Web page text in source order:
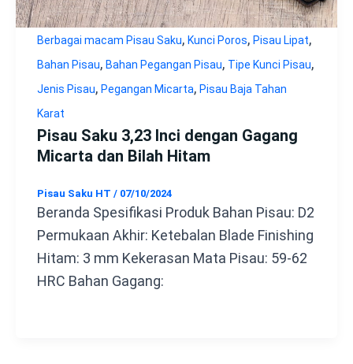
Berbagai macam Pisau Saku, Kunci Poros, Pisau Lipat,
Bahan Pisau, Bahan Pegangan Pisau, Tipe Kunci Pisau,
Jenis Pisau, Pegangan Micarta, Pisau Baja Tahan
Karat
Pisau Saku 3,23 Inci dengan Gagang
Micarta dan Bilah Hitam
Pisau Saku HT / 07/10/2024
Beranda Spesifikasi Produk Bahan Pisau: D2
Permukaan Akhir: Ketebalan Blade Finishing
Hitam: 3 mm Kekerasan Mata Pisau: 59-62
HRC Bahan Gagang: